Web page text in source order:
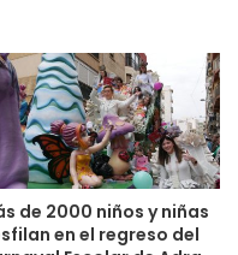
de 2000 niños y niñas
en el regreso del